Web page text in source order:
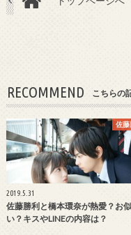
RECOMMEND こちらの
佐藤
2019.5.31
佐藤勝利と橋本環奈が熱愛？お
い？キスやLINEの内容は？